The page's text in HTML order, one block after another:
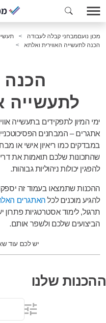
מכון נועםמבחני קבלה לעבודה
הכנה לתעשייה האווירית ואלתא
לתעשייה
ימי המיון לתפקידים בתעשייה
אתגרים – המבחנים
במבדקים כמו ריאיון אישי או
שהתכונות שלכם תואמות את
להפגין יכולות ניהוליות גבוהות.
ההכנות שתמצאו בעמוד זה
להגיע מוכנים לכל האתגרים
תרגול, לימוד אסטרטגיות
הביצועים שלכם ולשפר אותם.
יש לכם עוד
ההכנות שלנו